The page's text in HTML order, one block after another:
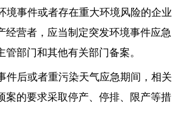
境事件或者存在重大环境风险的企业
经营者，应当制定突发环境事件应急
部门和其他有关部门备案。
件后或者重污染天气应急期间，相关
案的要求采取停产、停排、限产等措